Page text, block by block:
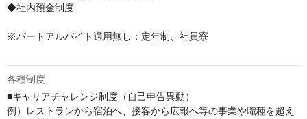
◆社内預金制度
※パートアルバイト適用無し：定年制、社員寮
各種制度
■キャリアチャレンジ制度（自己申告異動）
例）レストランから宿泊へ、接客から広報へ等の事業や職種を超え